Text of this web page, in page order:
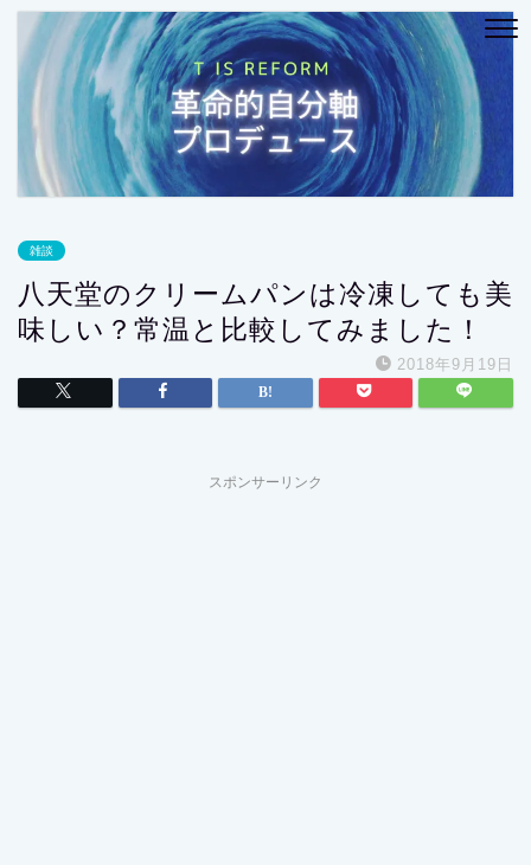
雑談
八天堂のクリームパンは冷凍しても美
味しい？常温と比較してみました！
2018年9月19日
スポンサーリンク